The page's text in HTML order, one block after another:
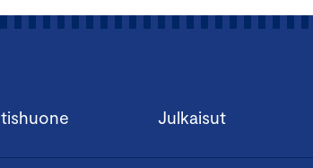
Julkaisut